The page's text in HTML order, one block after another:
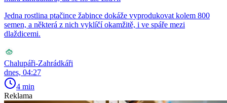
Jedna rostlina ptačince žabince dokáže vyprodukovat kolem 800
semen, a některá z nich vyklíčí okamžitě, i ve spáře mezi
dlaždicemi.
Chalupáři-Zahrádkáři
dnes, 04:27
4 min
Reklama